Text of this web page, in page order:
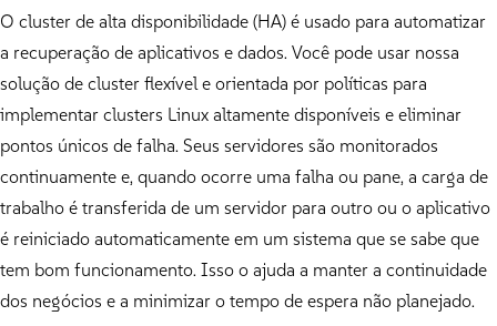
O cluster de alta disponibilidade (HA) é usado para automatizar
a recuperação de aplicativos e dados. Você pode usar nossa
solução de cluster flexível e orientada por políticas para
implementar clusters Linux altamente disponíveis e eliminar
pontos únicos de falha. Seus servidores são monitorados
continuamente e, quando ocorre uma falha ou pane, a carga de
trabalho é transferida de um servidor para outro ou o aplicativo
é reiniciado automaticamente em um sistema que se sabe que
tem bom funcionamento. Isso o ajuda a manter a continuidade
dos negócios e a minimizar o tempo de espera não planejado.